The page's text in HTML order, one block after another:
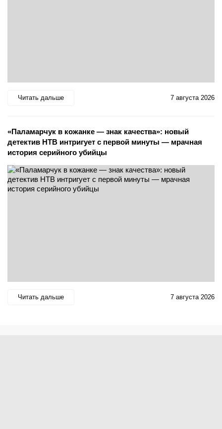
Читать дальше 7 августа 2026
«Паламарчук в кожанке — знак качества»: новый
детектив НТВ интригует с первой минуты — мрачная
история серийного убийцы
Читать дальше 7 августа 2026